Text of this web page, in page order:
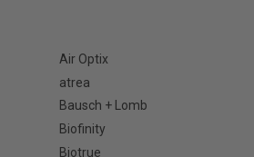
Air Optix
atrea
Bausch + Lomb
Biofinity
Biotrue